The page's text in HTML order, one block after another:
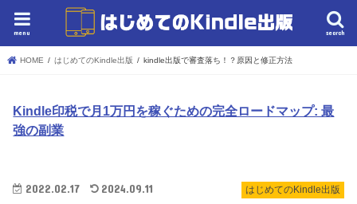
search
menu
HOME はじめてのKindle出版 kindle出版で審査落ち！？原因と修正方法
Kindle印税で月1万円を稼ぐための完全ロードマップ: 最
強の副業
はじめてのKindle出版
2022.02.17 2024.09.11